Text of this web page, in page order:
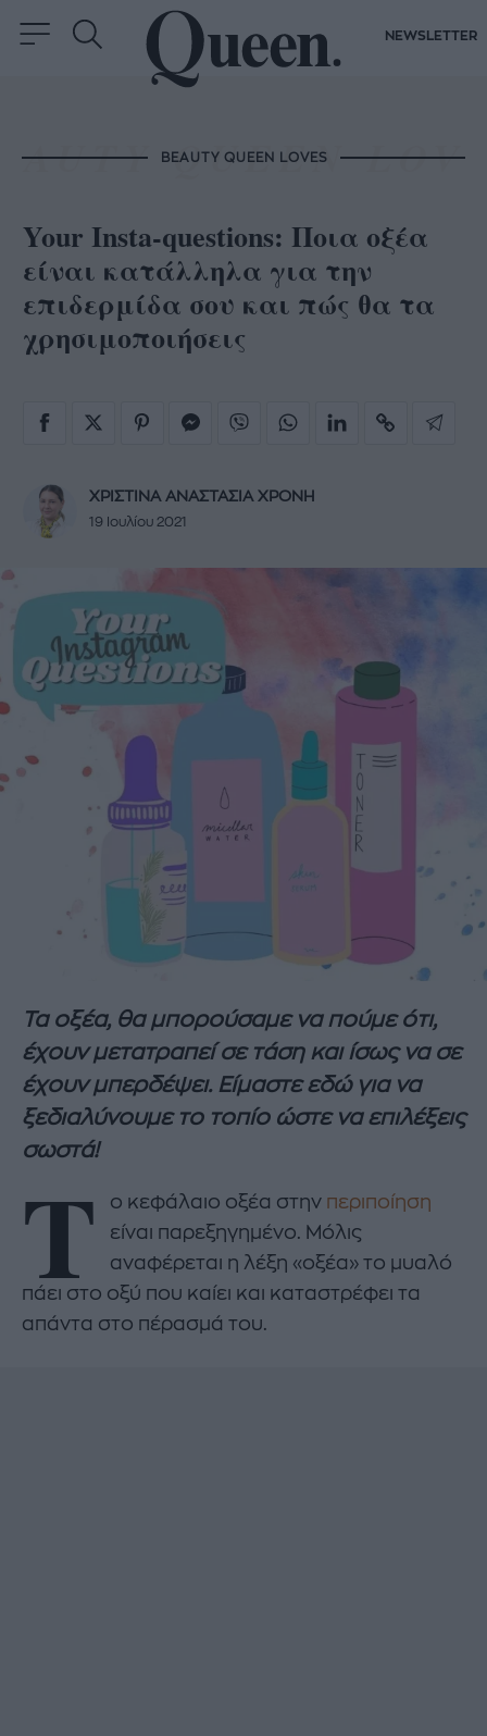
NEWSLETTER
BEAUTY QUEEN LOVES
Your Insta-questions: Ποια οξέα
είναι κατάλληλα για την
επιδερμίδα σου και πώς θα τα
χρησιμοποιήσεις
ΧΡΙΣΤΙΝΑ ΑΝΑΣΤΑΣΙΑ ΧΡΟΝΗ
19 Ιουλίου 2021
Τα οξέα, θα μπορούσαμε να πούμε ότι,
έχουν μετατραπεί σε τάση και ίσως να σε
έχουν μπερδέψει. Είμαστε εδώ για να
ξεδιαλύνουμε το τοπίο ώστε να επιλέξεις
σωστά!
Τ ο κεφάλαιο οξέα στην περιποίηση
είναι παρεξηγημένο. Μόλις
αναφέρεται η λέξη «οξέα» το μυαλό
πάει στο οξύ που καίει και καταστρέφει τα
απάντα στο πέρασμά του.